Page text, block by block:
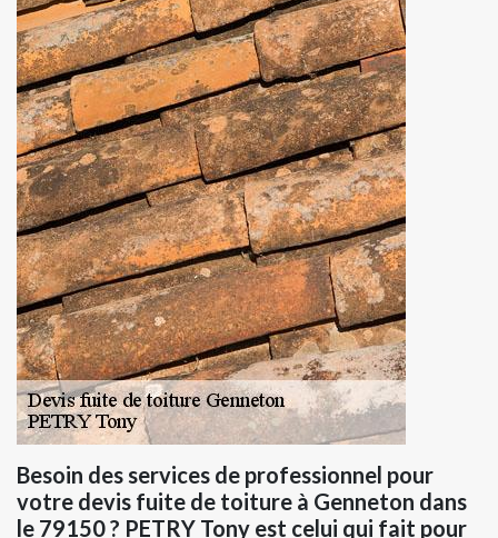
Besoin des services de professionnel pour
votre devis fuite de toiture à Genneton dans
le 79150 ? PETRY Tony est celui qui fait pour